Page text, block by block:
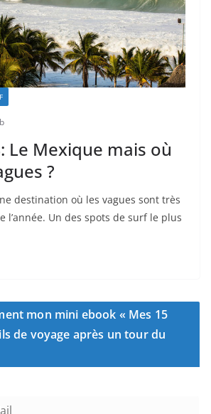
Le Mexique mais où
?
destination où les vagues sont très
l’année. Un des spots de surf le plus
mon mini ebook « Mes 15
de voyage après un tour du